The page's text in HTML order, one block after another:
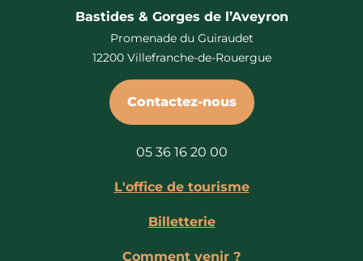
Bastides & Gorges de l’Aveyron
Promenade du Guiraudet
12200 Villefranche-de-Rouergue
Contactez-nous
05 36 16 20 00
L'office de tourisme
Billetterie
Comment venir ?